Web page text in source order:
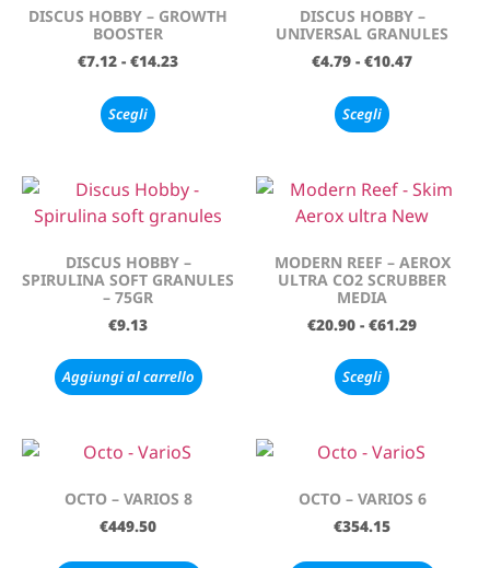
DISCUS HOBBY – GROWTH
BOOSTER
€7.12 - €14.23
Scegli
DISCUS HOBBY –
UNIVERSAL GRANULES
€4.79 - €10.47
Scegli
DISCUS HOBBY –
SPIRULINA SOFT GRANULES
– 75GR
€9.13
Aggiungi al carrello
MODERN REEF – AEROX
ULTRA CO2 SCRUBBER
MEDIA
€20.90 - €61.29
Scegli
OCTO – VARIOS 8
€449.50
OCTO – VARIOS 6
€354.15